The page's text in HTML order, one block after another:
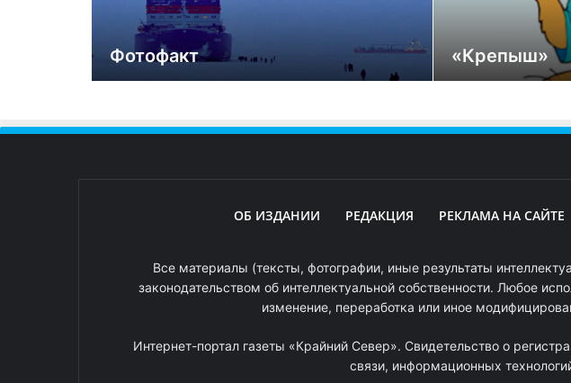
Фотофакт «Крепыш»
ОБ ИЗДАНИИ РЕДАКЦИЯ РЕКЛАМА НА САЙТЕ
Все материалы (тексты, фотографии, иные результаты
законодательством об интеллектуальной собственности. Любое
изменение, переработка или иное
Интернет-портал газеты «Крайний Север». Свидетельство о
связи, информационных